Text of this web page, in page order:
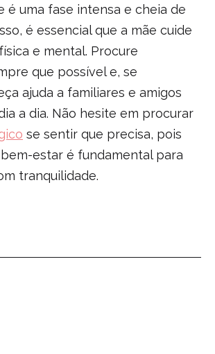
é uma fase intensa e cheia de
é essencial que a mãe cuide
e mental. Procure
que possível e, se
ajuda a familiares e amigos
a dia. Não hesite em procurar
se sentir que precisa, pois
estar é fundamental para
tranquilidade.